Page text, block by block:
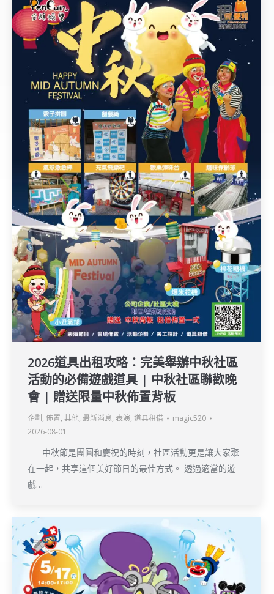
2026道具出租攻略：完美舉辦中秋社區
活動的必備遊戲道具 | 中秋社區聯歡晚
會 | 贈送限量中秋佈置背板
企劃 , 佈置, 其他, 最新消息, 表演, 道具租借
magic520
2026-08-01
中秋節是團圓和慶祝的時刻，社區活動更是讓大家聚
在一起，共享這個美好節日的最佳方式。 透過適當的遊
戲…